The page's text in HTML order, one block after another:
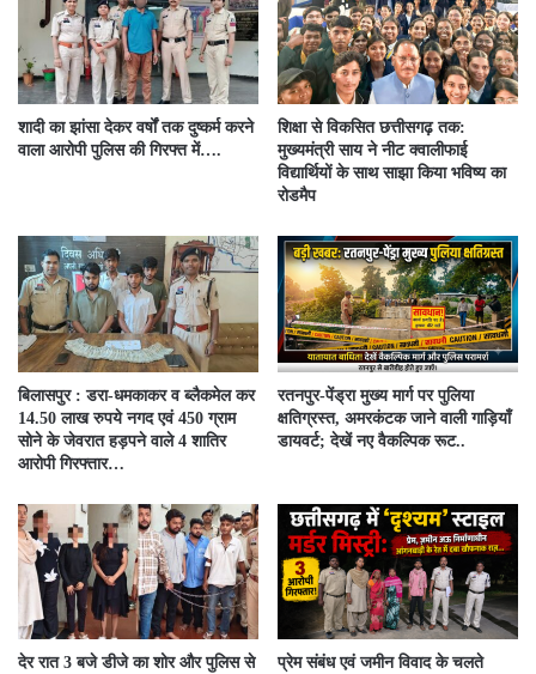
शादी का झांसा देकर वर्षों तक दुष्कर्म करने
वाला आरोपी पुलिस की गिरफ्त में….
शिक्षा से विकसित छत्तीसगढ़ तक:
मुख्यमंत्री साय ने नीट क्वालीफाई
विद्यार्थियों के साथ साझा किया भविष्य का
रोडमैप
बिलासपुर : डरा-धमकाकर व ब्लैकमेल कर
14.50 लाख रुपये नगद एवं 450 ग्राम
सोने के जेवरात हड़पने वाले 4 शातिर
आरोपी गिरफ्तार…
रतनपुर-पेंड्रा मुख्य मार्ग पर पुलिया
क्षतिग्रस्त, अमरकंटक जाने वाली गाड़ियाँ
डायवर्ट; देखें नए वैकल्पिक रूट..
देर रात 3 बजे डीजे का शोर और पुलिस से
प्रेम संबंध एवं जमीन विवाद के चलते